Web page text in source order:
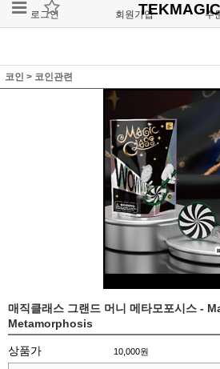
로그인 회원가입 주
TEKMAGIC
코인 > 코인관련
매직클래스 그랜드 머니 메타모포시스 -
Metamorphosis
상품가 10,000원